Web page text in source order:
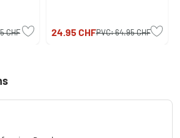
CHF 24.95 CHFPVC:64.95 CHF